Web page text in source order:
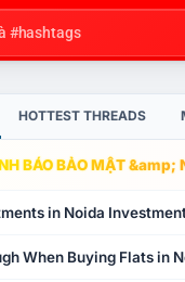
HOTTEST THREADS
BÁO BẢO MẬT &amp;
in Noida
When Buying Flats in